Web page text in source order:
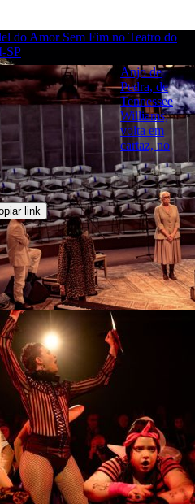
do Amor Sem Fim no Teatro do
SP
Anjo de
Pedra, de
Tennessee
Williams,
volta em
cartaz, no
link